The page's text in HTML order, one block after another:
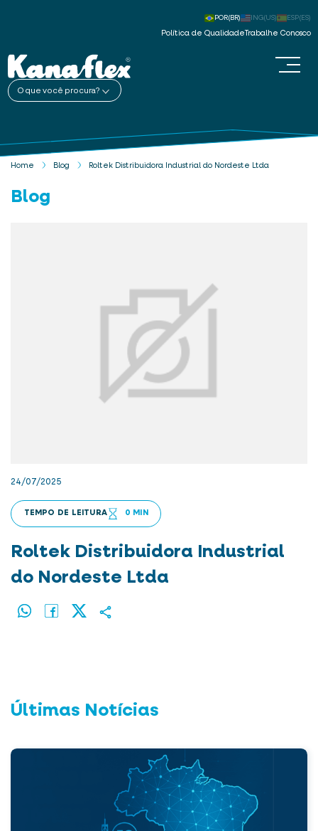
Política de Qualidade Trabalhe Conosco
POR(BR) ING(US) ESP(ES)
O que você procura?
Home Blog Roltek Distribuidora Industrial do Nordeste Ltda
Blog
24/07/2025
TEMPO DE LEITURA 0 MIN
Roltek Distribuidora Industrial
do Nordeste Ltda
Últimas Notícias